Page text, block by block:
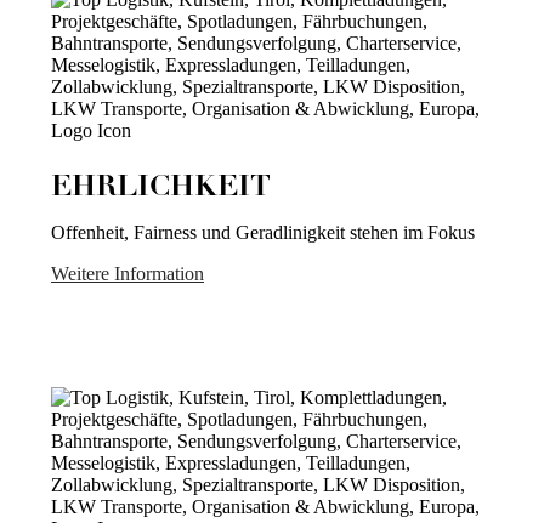
EHRLICHKEIT
Offenheit, Fairness und Geradlinigkeit stehen im Fokus
Weitere Information